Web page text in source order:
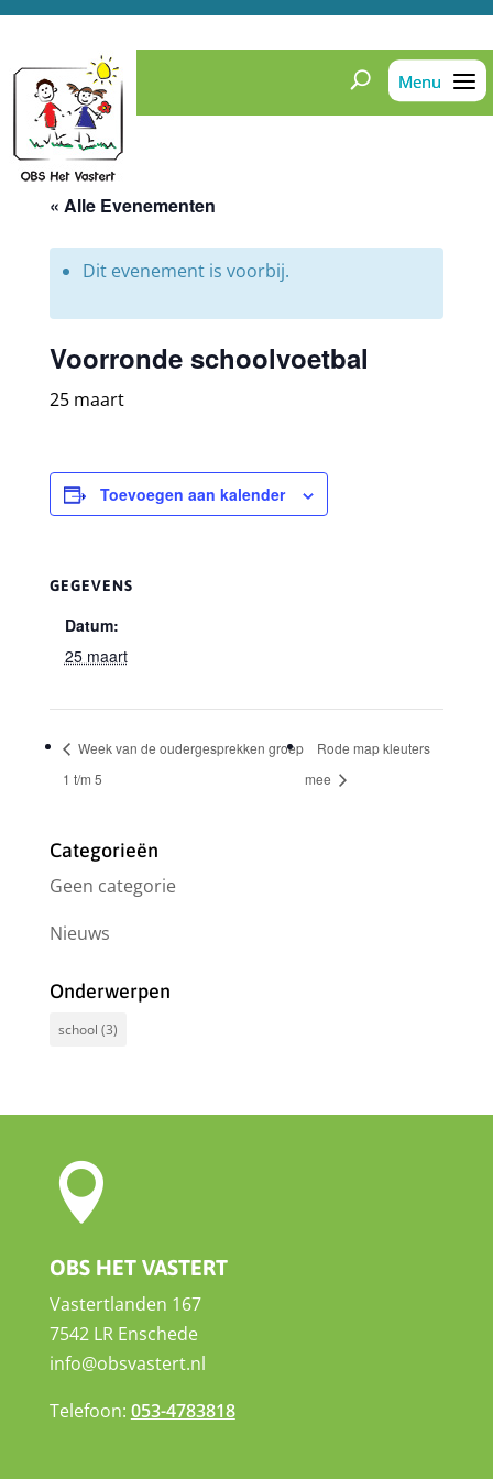
« Alle Evenementen
Dit evenement is voorbij.
Voorronde schoolvoetbal
25 maart
Toevoegen aan kalender
GEGEVENS
Datum:
25 maart
Week van de oudergesprekken groep
1 t/m 5
Rode map kleuters
mee
Categorieën
Geen categorie
Nieuws
Onderwerpen
school (3)

OBS HET VASTERT
Vastertlanden 167
7542 LR Enschede
info@obsvastert.nl
Telefoon: 053-4783818